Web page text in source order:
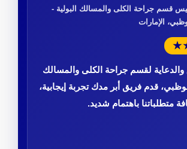
قسم جراحة الكلى والمسالك البولية -
الإمارات
لقسم جراحة الكلى والمسالك
قدم فريق أبر مدك تجربة إيجابية،
متطلباتنا باهتمام شديد.